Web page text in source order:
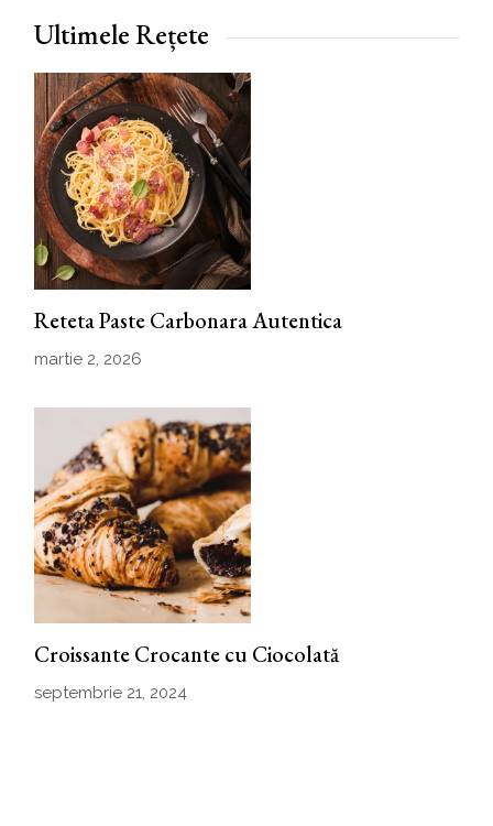
Ultimele Rețete
Reteta Paste Carbonara Autentica
martie 2, 2026
Croissante Crocante cu Ciocolată
septembrie 21, 2024